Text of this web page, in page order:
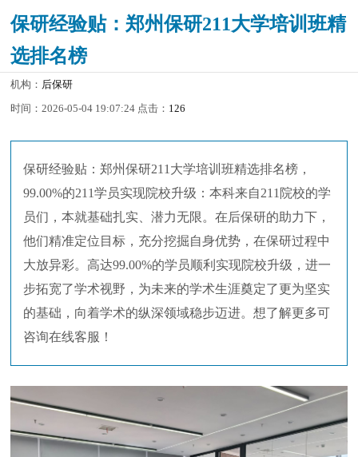
保研经验贴：郑州保研211大学培训班精
选排名榜
机构： 后保研
时间：2026-05-04 19:07:24 点击： 126
保研经验贴：郑州保研211大学培训班精选排名榜，
99.00%的211学员实现院校升级：本科来自211院校的学
员们，本就基础扎实、潜力无限。在后保研的助力下，
他们精准定位目标，充分挖掘自身优势，在保研过程中
大放异彩。高达99.00%的学员顺利实现院校升级，进一
步拓宽了学术视野，为未来的学术生涯奠定了更为坚实
的基础，向着学术的纵深领域稳步迈进。想了解更多可
咨询在线客服！